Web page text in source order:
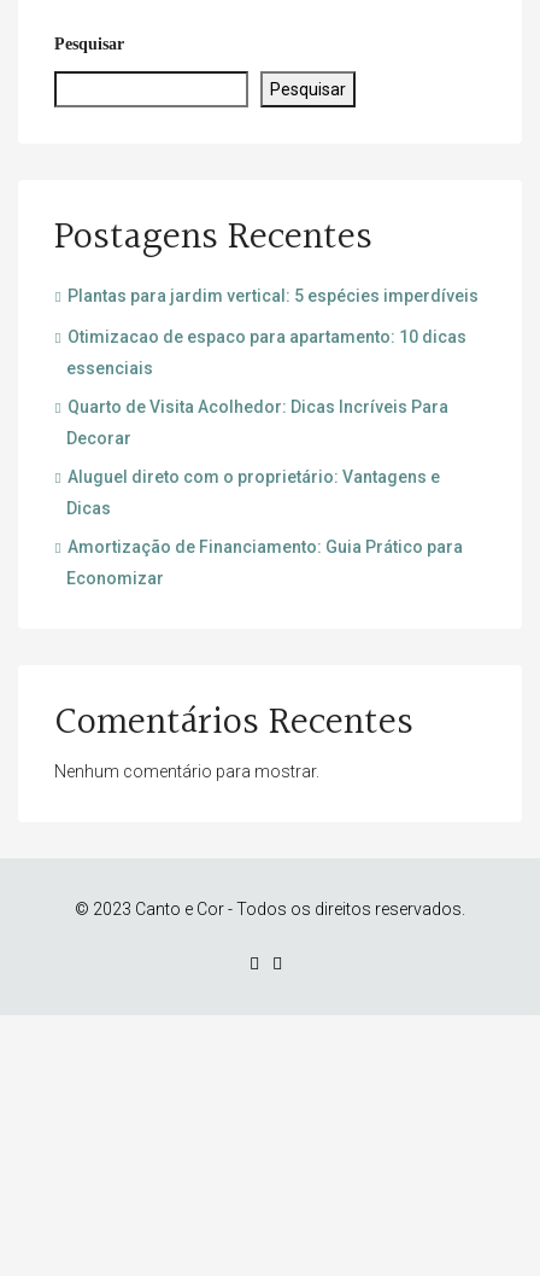
Pesquisar
Pesquisar
Postagens Recentes
Plantas para jardim vertical: 5 espécies imperdíveis
Otimizacao de espaco para apartamento: 10 dicas
essenciais
Quarto de Visita Acolhedor: Dicas Incríveis Para
Decorar
Aluguel direto com o proprietário: Vantagens e
Dicas
Amortização de Financiamento: Guia Prático para
Economizar
Comentários Recentes
Nenhum comentário para mostrar.
© 2023 Canto e Cor - Todos os direitos reservados.